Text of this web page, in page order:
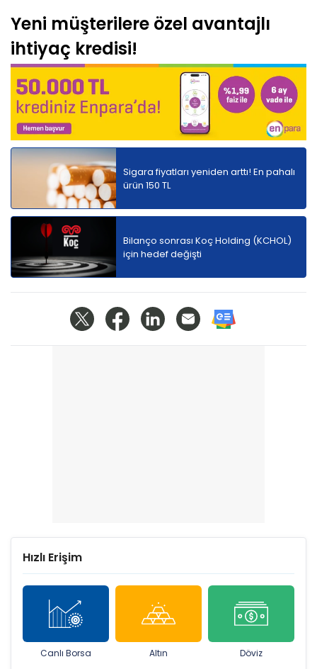
Yeni müşterilere özel avantajlı
ihtiyaç kredisi!
Sigara fiyatları yeniden arttı! En pahalı
ürün 150 TL
Bilanço sonrası Koç Holding (KCHOL)
için hedef değişti
Hızlı Erişim
Canlı Borsa Altın Döviz